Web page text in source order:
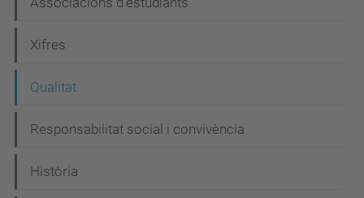
v
g
a
i
ó
Xifres
Qualitat
Responsabilitat social i convivència
Història